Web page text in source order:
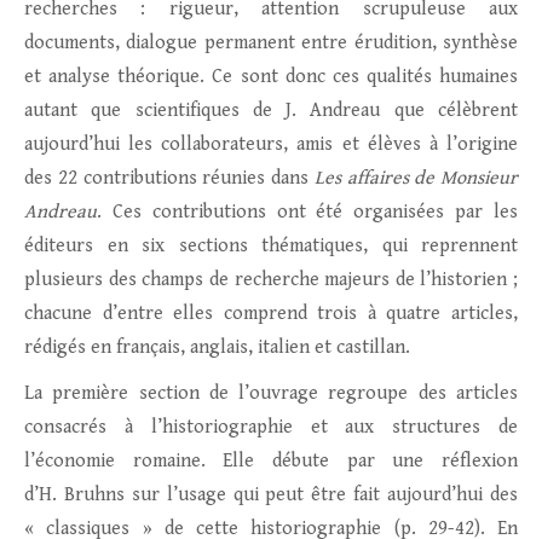
recherches : rigueur, attention scrupuleuse aux
documents, dialogue permanent entre érudition, synthèse
et analyse théorique. Ce sont donc ces qualités humaines
autant que scientifiques de J. Andreau que célèbrent
aujourd’hui les collaborateurs, amis et élèves à l’origine
des 22 contributions réunies dans Les affaires de Monsieur
Andreau. Ces contributions ont été organisées par les
éditeurs en six sections thématiques, qui reprennent
plusieurs des champs de recherche majeurs de l’historien ;
chacune d’entre elles comprend trois à quatre articles,
rédigés en français, anglais, italien et castillan.
La première section de l’ouvrage regroupe des articles
consacrés à l’historiographie et aux structures de
l’économie romaine. Elle débute par une réflexion
d’H. Bruhns sur l’usage qui peut être fait aujourd’hui des
« classiques » de cette historiographie (p. 29-42). En